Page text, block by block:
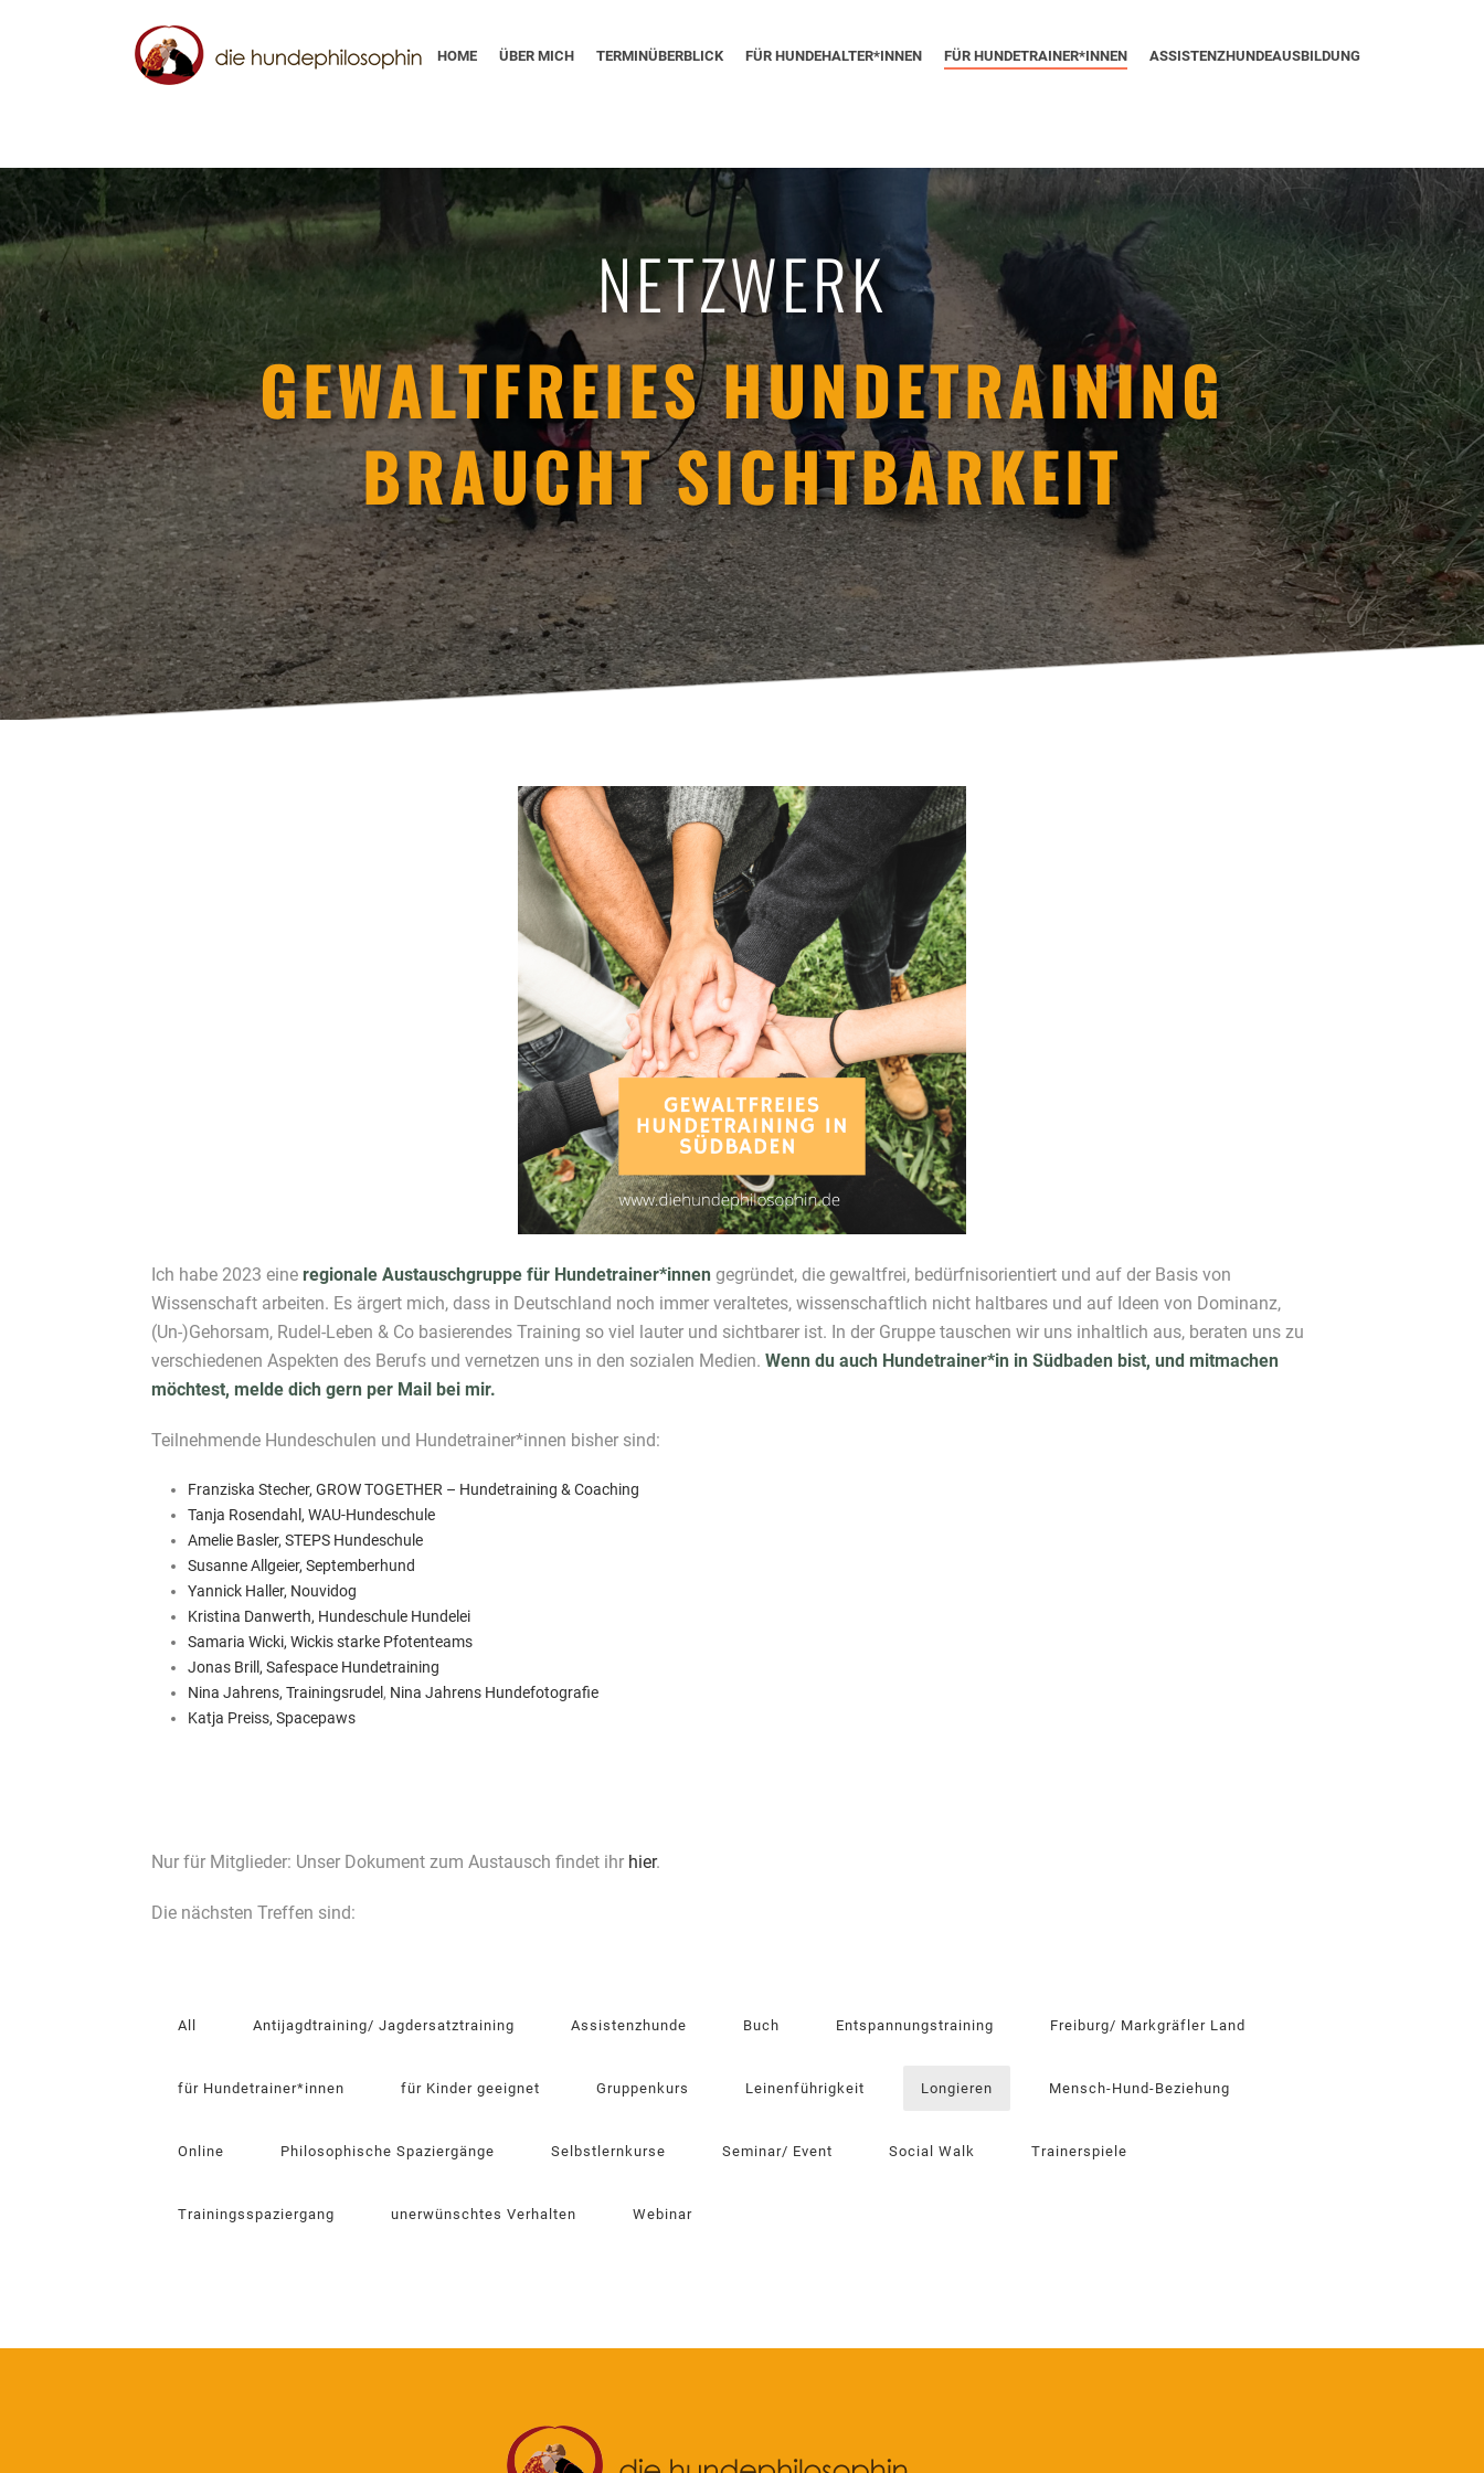
HOME ÜBER MICH TERMINÜBERBLICK FÜR HUNDEHALTER*INNEN FÜR HUNDETRAINER*INNEN ASSISTENZHUNDEAUSBILDUNG
NETZWERK
GEWALTFREIES HUNDETRAINING
BRAUCHT SICHTBARKEIT
Ich habe 2023 eine regionale Austauschgruppe für Hundetrainer*innen gegründet, die gewaltfrei, bedürfnisorientiert und auf der Basis von
Wissenschaft arbeiten. Es ärgert mich, dass in Deutschland noch immer veraltetes, wissenschaftlich nicht haltbares und auf Ideen von Dominanz,
(Un-)Gehorsam, Rudel-Leben & Co basierendes Training so viel lauter und sichtbarer ist. In der Gruppe tauschen wir uns inhaltlich aus, beraten uns zu
verschiedenen Aspekten des Berufs und vernetzen uns in den sozialen Medien. Wenn du auch Hundetrainer*in in Südbaden bist, und mitmachen
möchtest, melde dich gern per Mail bei mir.
Teilnehmende Hundeschulen und Hundetrainer*innen bisher sind:
Franziska Stecher, GROW TOGETHER – Hundetraining & Coaching
Tanja Rosendahl, WAU-Hundeschule
Amelie Basler, STEPS Hundeschule
Susanne Allgeier, Septemberhund
Yannick Haller, Nouvidog
Kristina Danwerth, Hundeschule Hundelei
Samaria Wicki, Wickis starke Pfotenteams
Jonas Brill, Safespace Hundetraining
Nina Jahrens, Trainingsrudel , Nina Jahrens Hundefotografie
Katja Preiss, Spacepaws
Nur für Mitglieder: Unser Dokument zum Austausch findet ihr hier.
Die nächsten Treffen sind:
All Antijagdtraining/ Jagdersatztraining Assistenzhunde Buch Entspannungstraining Freiburg/ Markgräfler Land
für Hundetrainer*innen für Kinder geeignet Gruppenkurs Leinenführigkeit Longieren Mensch-Hund-Beziehung
Online Philosophische Spaziergänge Selbstlernkurse Seminar/ Event Social Walk Trainerspiele
Trainingsspaziergang unerwünschtes Verhalten Webinar